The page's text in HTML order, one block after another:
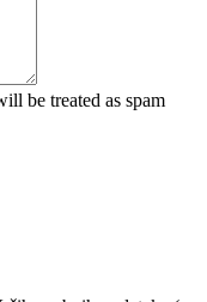
be treated as spam